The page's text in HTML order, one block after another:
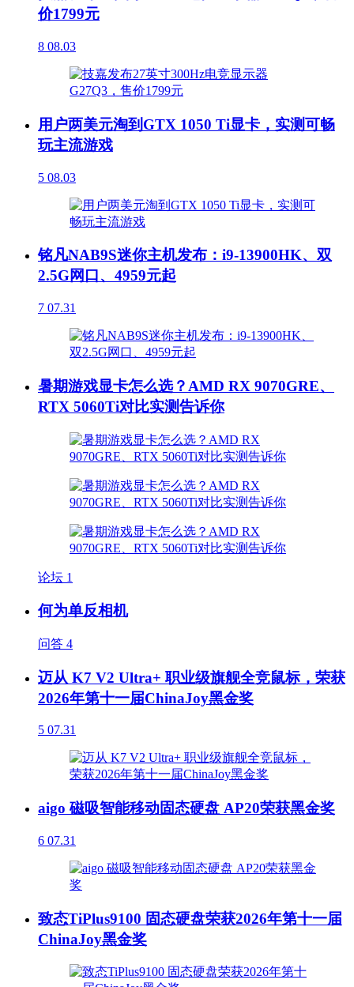
价1799元
8 08.03
用户两美元淘到GTX 1050 Ti显卡，实测可畅
玩主流游戏
5 08.03
铭凡NAB9S迷你主机发布：i9-13900HK、双
2.5G网口、4959元起
7 07.31
暑期游戏显卡怎么选？AMD RX 9070GRE、
RTX 5060Ti对比实测告诉你
论坛 1
何为单反相机
问答 4
迈从 K7 V2 Ultra+ 职业级旗舰全竞鼠标，荣获
2026年第十一届ChinaJoy黑金奖
5 07.31
aigo 磁吸智能移动固态硬盘 AP20荣获黑金奖
6 07.31
致态TiPlus9100 固态硬盘荣获2026年第十一届
ChinaJoy黑金奖